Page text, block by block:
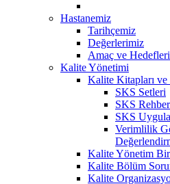
Hastanemiz
Tarihçemiz
Değerlerimiz
Amaç ve
Kalite Yönetimi
Kalite Kitapları
SKS Setleri
SKS
SKS
Verimlilik
Kalite Yönetim
Kalite Bölüm
Kalite